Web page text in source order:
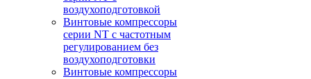
воздухоподготовкой
Винтовые компрессоры
серии NT с частотным
регулированием без
воздухоподготовки
Винтовые компрессоры